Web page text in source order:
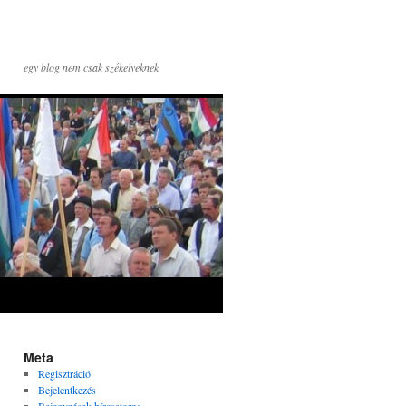
egy blog nem csak székelyeknek
Meta
Regisztráció
Bejelentkezés